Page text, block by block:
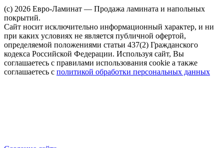
(c) 2026 Евро-Ламинат — Продажа ламината и напольных
покрытий.
Сайт носит исключительно информационный характер, и ни
при каких условиях не является публичной офертой,
определяемой положениями статьи 437(2) Гражданского
кодекса Российской Федерации. Используя сайт, Вы
соглашаетесь с правилами использования cookie а также
соглашаетесь с политикой обработки персональных данных